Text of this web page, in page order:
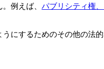
例えば、 パブリシティ権
にするためのその他の法